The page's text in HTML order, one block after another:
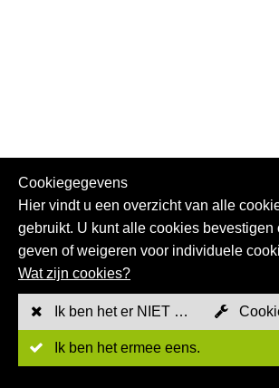
Cookiegegevens
Hier vindt u een overzicht van alle
gebruikt. U kunt alle cookies bevestigen
geven of weigeren voor individuele
Wat zijn cookies?
Ik ben het er NIET mee eens Cookie
Ik ben het ermee eens.